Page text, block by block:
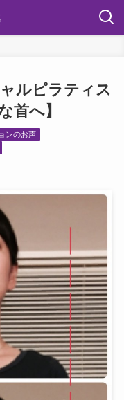
ルピラティス
首へ】
ンのお声